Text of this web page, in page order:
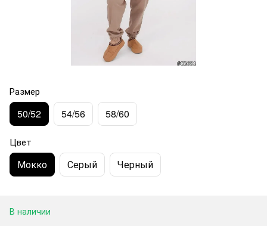
Размер
50/52 54/56 58/60
Цвет
Мокко Серый Черный
В наличии